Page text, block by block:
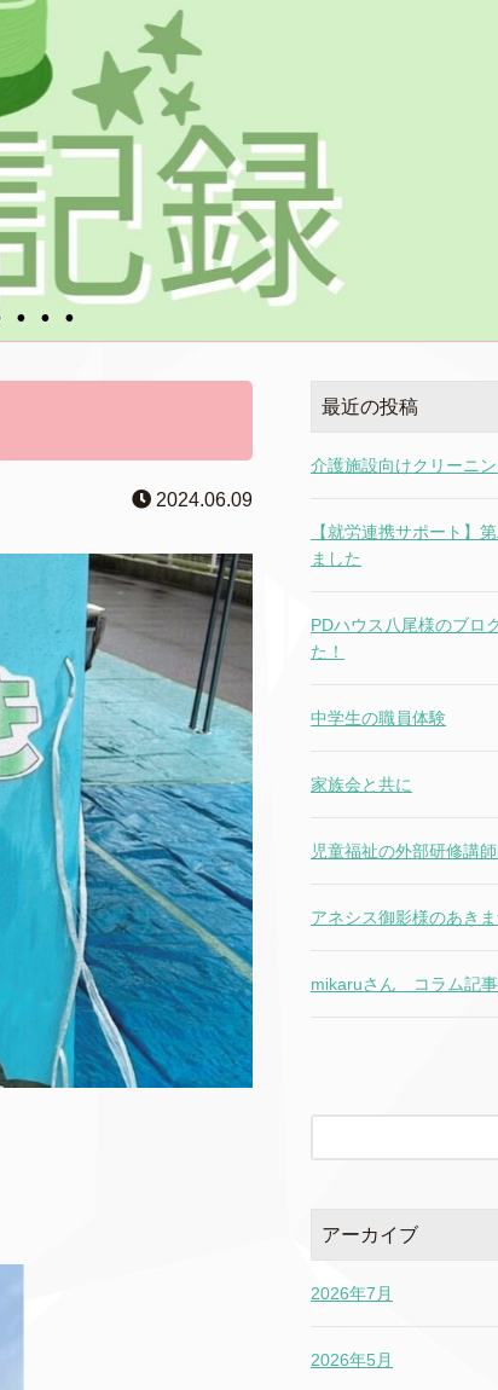
2024.06.09
最近の投稿
介護施設向けクリーニ
【就労連携サポート】
ました
PDハウス八尾様のブロ
た！
中学生の職員体験
家族会と共に
児童福祉の外部研修講
アネシス御影様のあき
mikaruさん コラム記
アーカイブ
2026年7月
2026年5月